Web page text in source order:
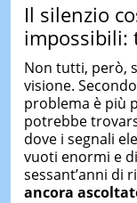
Il silenzio
impossibili:
Non tutti, però,
visione.
problema è più
potrebbe
dove i segnali
vuoti enormi e
sessant’anni di
ancora